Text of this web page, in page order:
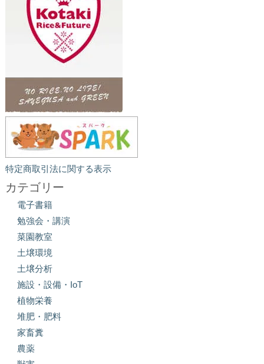
特定商取引法に関する表示
カテゴリー
電子書籍
勉強会・講演
菜園教室
土壌環境
土壌分析
施設・設備・IoT
植物栄養
堆肥・肥料
家畜糞
農薬